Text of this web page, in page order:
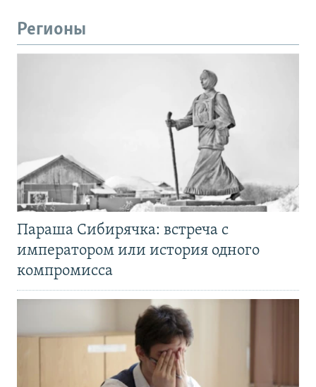
Регионы
Параша Сибирячка: встреча с
императором или история одного
компромисса